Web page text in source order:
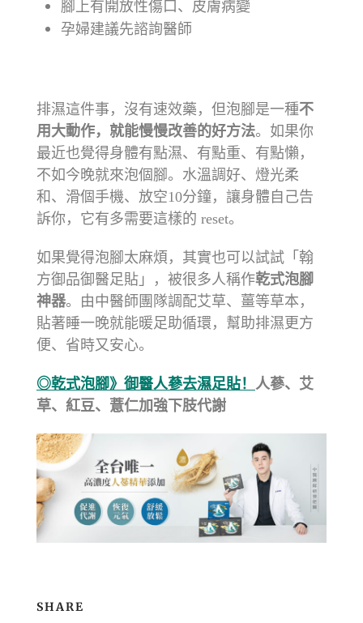
腳上有開放性傷口、皮膚病變
孕婦建議先諮詢醫師
排濕這件事，沒有速效藥，但泡腳是一種不
用大動作，就能慢慢改善的好方法。如果你
最近也覺得身體有點濕、有點重、有點懶，
不如今晚就來泡個腳。水溫調好、燈光柔
和、滑個手機、放空10分鐘，讓身體自己告
訴你，它有多需要這樣的 reset。
如果覺得泡腳太麻煩，其實也可以試試「翰
方御品御醫足貼」，被很多人稱作乾式泡腳
神器。由中醫師團隊調配艾草、薑等草本，
貼著睡一晚就能暖足助循環，幫助排濕更方
便、省時又安心。
◎乾式泡腳》御醫人蔘去濕足貼！ 人蔘、艾
草、紅豆、薏仁加強下肢代謝
SHARE